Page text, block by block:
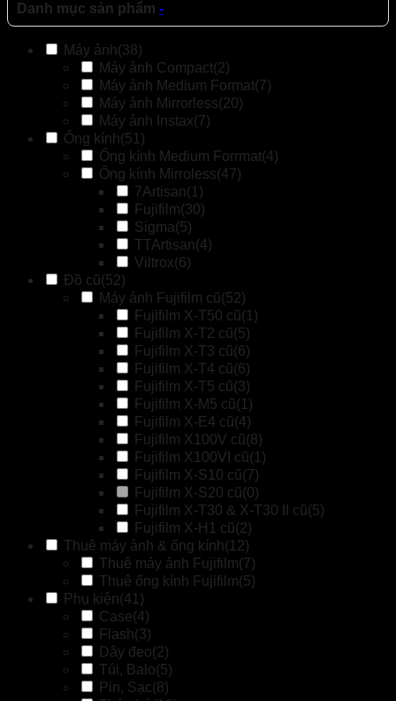
Danh mục sản phẩm -
Máy ảnh(38)
Máy ảnh Compact(2)
Máy ảnh Medium Format(7)
Máy ảnh Mirrorless(20)
Máy ảnh Instax(7)
Ống kính(51)
Ống kính Medium Forrmat(4)
Ống kính Mirroless(47)
7Artisan(1)
Fujifilm(30)
Sigma(5)
TTArtisan(4)
Viltrox(6)
Đồ cũ(52)
Máy ảnh Fujifilm cũ(52)
Fujifilm X-T50 cũ(1)
Fujifilm X-T2 cũ(5)
Fujifilm X-T3 cũ(6)
Fujifilm X-T4 cũ(6)
Fujifilm X-T5 cũ(3)
Fujifilm X-M5 cũ(1)
Fujifilm X-E4 cũ(4)
Fujifilm X100V cũ(8)
Fujifilm X100VI cũ(1)
Fujifilm X-S10 cũ(7)
Fujifilm X-S20 cũ(0)
Fujifilm X-T30 & X-T30 II cũ(5)
Fujifilm X-H1 cũ(2)
Thuê máy ảnh & ống kính(12)
Thuê máy ảnh Fujifilm(7)
Thuê ống kính Fujifilm(5)
Phụ kiện(41)
Case(4)
Flash(3)
Dây đeo(2)
Túi, Balo(5)
Pin, Sạc(8)